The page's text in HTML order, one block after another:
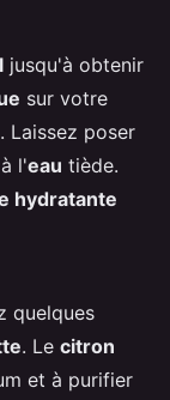
jusqu'à obtenir
sur votre
Laissez poser
à l'eau tiède.
hydratante
quelques
. Le citron
et à purifier